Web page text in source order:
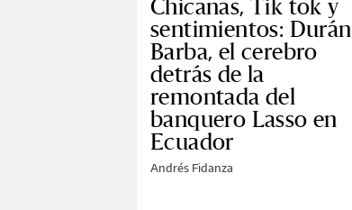
Chicanas, Tik tok y
sentimientos: Durán
Barba, el cerebro
detrás de la
remontada del
banquero Lasso en
Ecuador
Andrés Fidanza